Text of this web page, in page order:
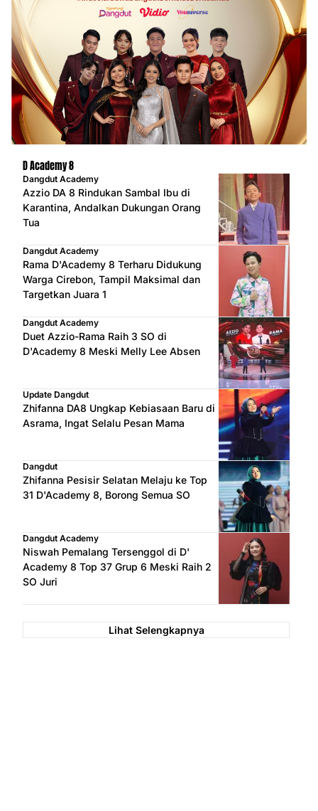
D Academy 8
Dangdut Academy
Azzio DA 8 Rindukan Sambal Ibu di
Karantina, Andalkan Dukungan Orang
Tua
Dangdut Academy
Rama D'Academy 8 Terharu Didukung
Warga Cirebon, Tampil Maksimal dan
Targetkan Juara 1
Dangdut Academy
Duet Azzio-Rama Raih 3 SO di
D'Academy 8 Meski Melly Lee Absen
Update Dangdut
Zhifanna DA8 Ungkap Kebiasaan Baru di
Asrama, Ingat Selalu Pesan Mama
Dangdut
Zhifanna Pesisir Selatan Melaju ke Top
31 D'Academy 8, Borong Semua SO
Dangdut Academy
Niswah Pemalang Tersenggol di D'
Academy 8 Top 37 Grup 6 Meski Raih 2
SO Juri
Lihat Selengkapnya